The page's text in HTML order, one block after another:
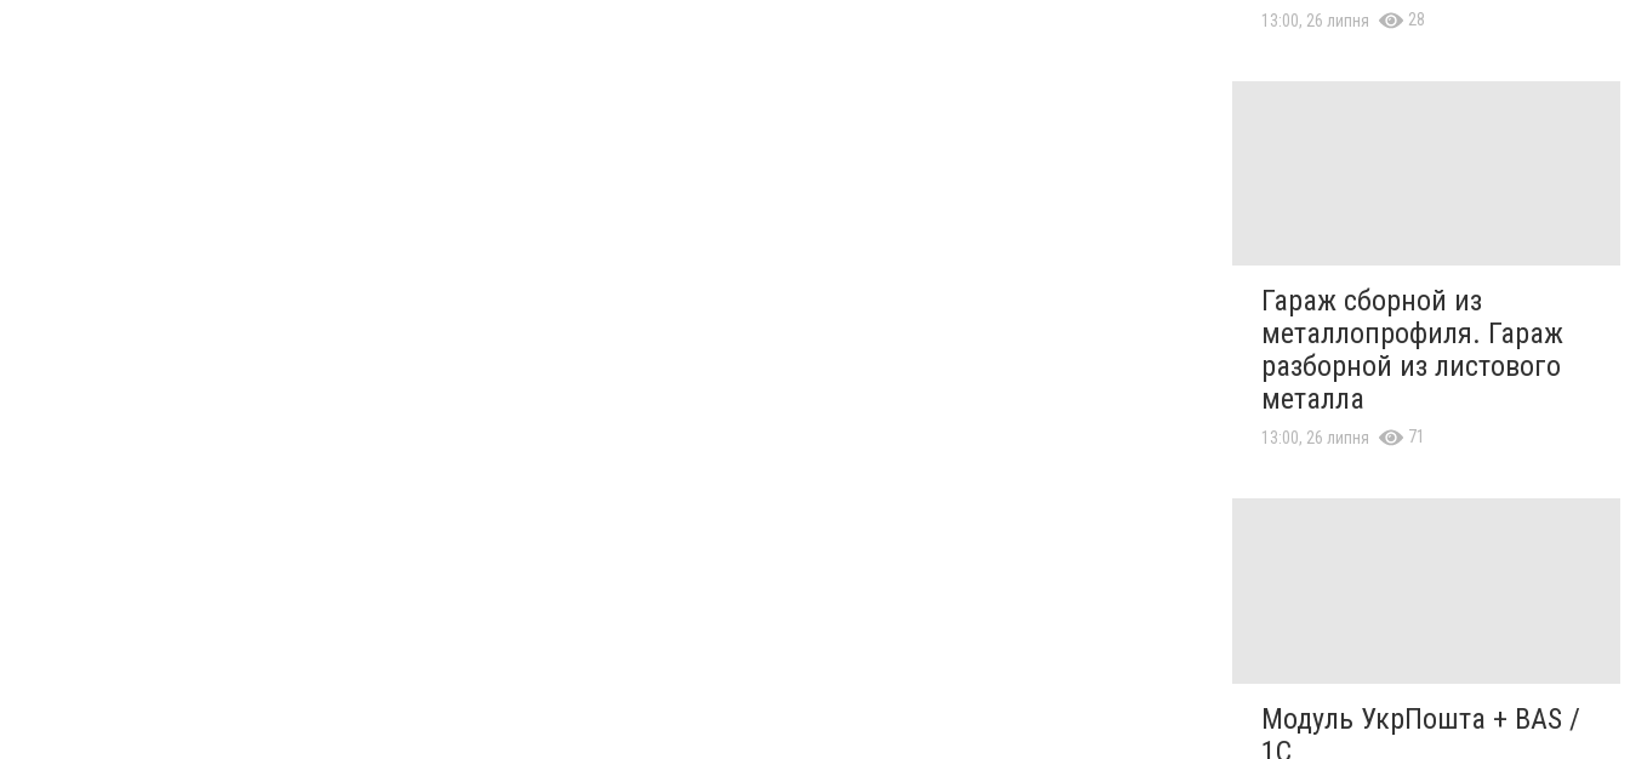
13:00, 26 липня 28
Гараж сборной из
металлопрофиля. Гараж
разборной из листового
металла
13:00, 26 липня 71
Модуль УкрПошта + BAS /
1C